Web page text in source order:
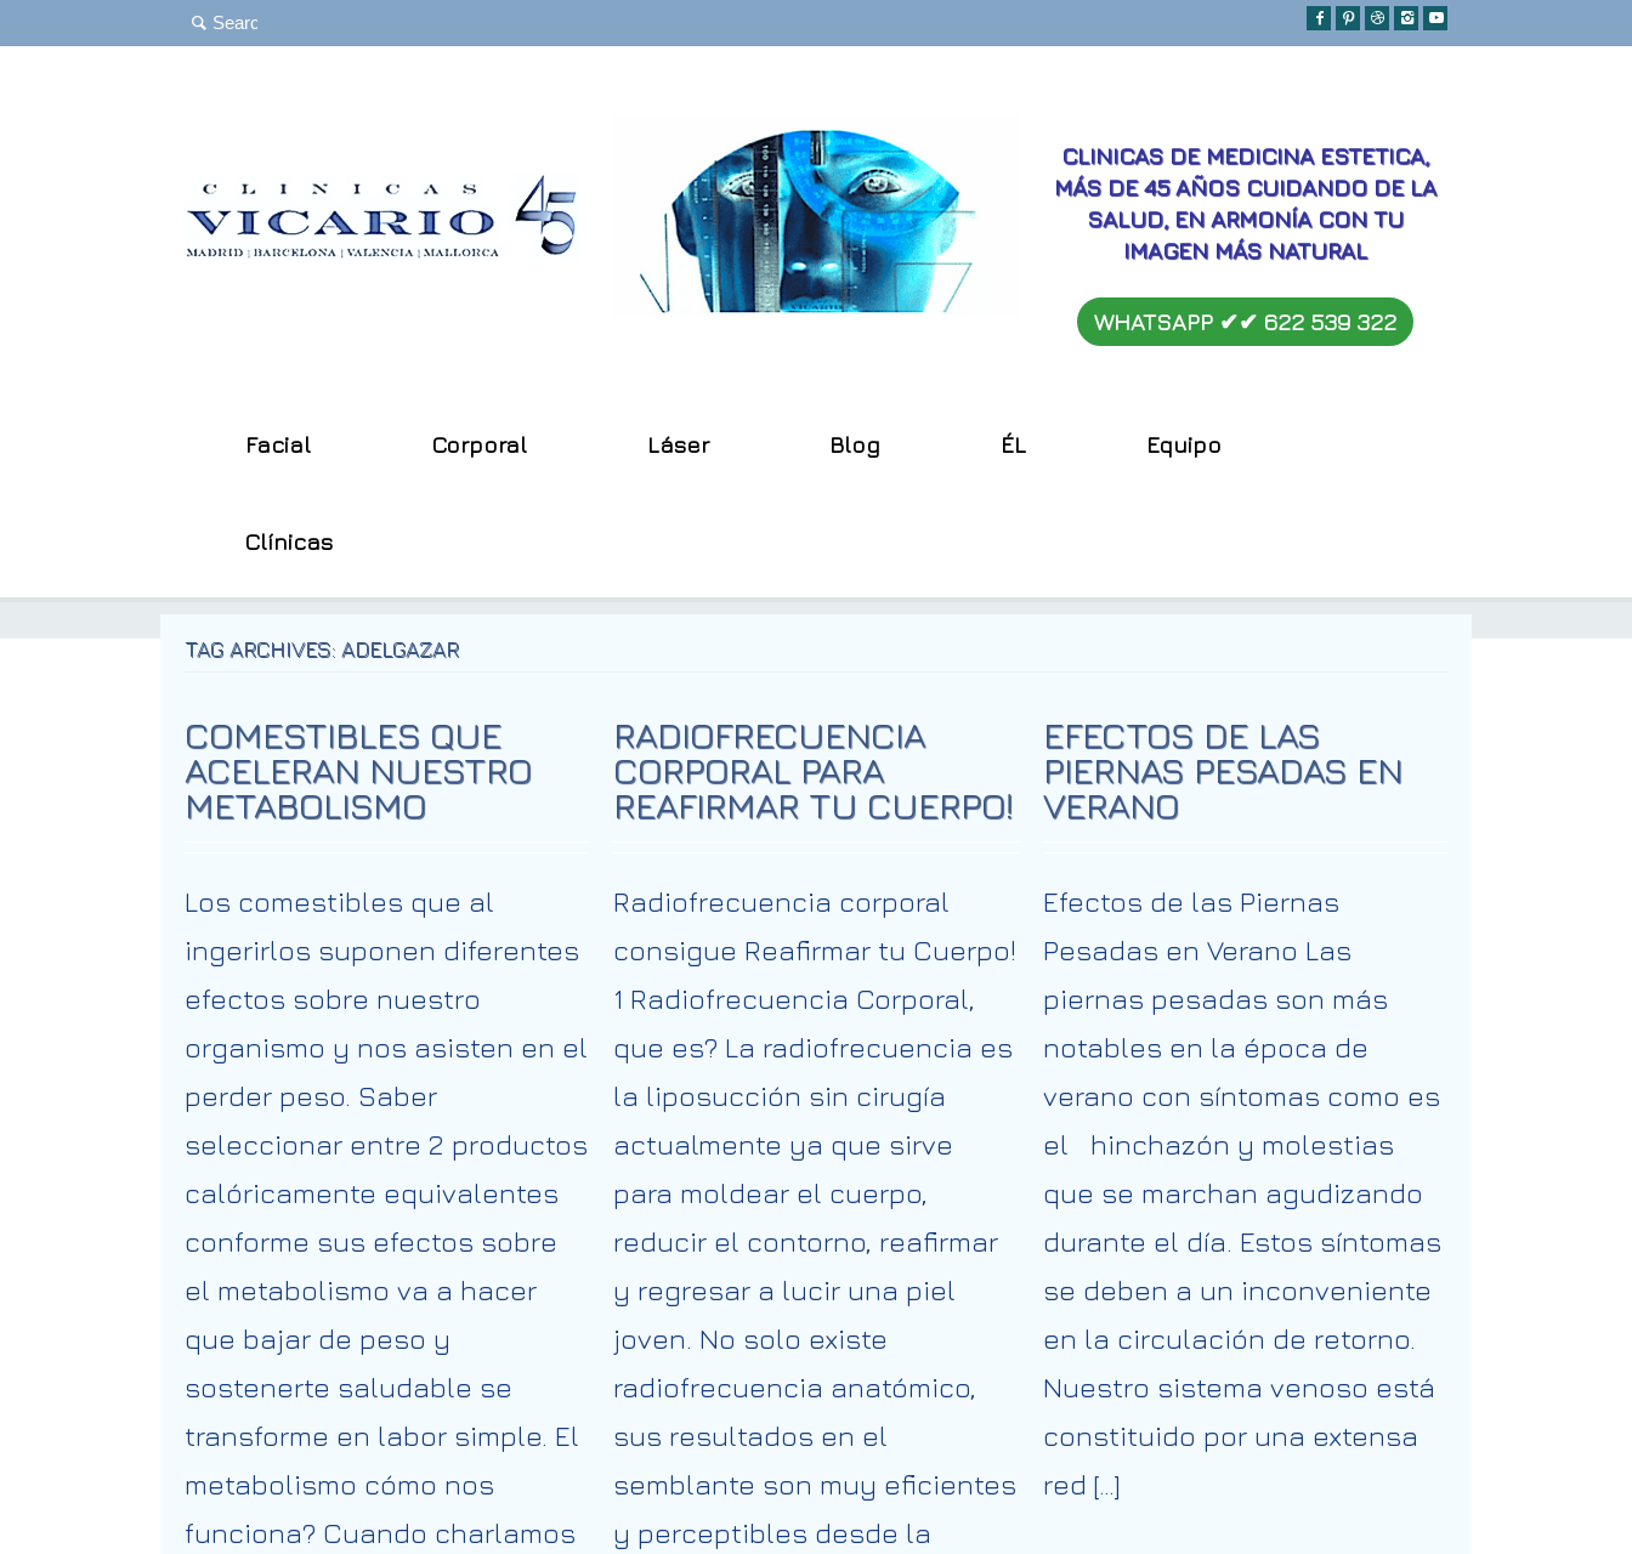
CLINICAS DE MEDICINA ESTETICA,
MÁS DE 45 AÑOS CUIDANDO DE LA
SALUD, EN ARMONÍA CON TU
IMAGEN MÁS NATURAL
WHATSAPP ✔︎✔︎ 622 539 322
Facial Corporal Láser Blog ÉL Equipo
Clínicas
TAG ARCHIVES: ADELGAZAR
COMESTIBLES QUE
ACELERAN NUESTRO
METABOLISMO
Los comestibles que al
ingerirlos suponen diferentes
efectos sobre nuestro
organismo y nos asisten en el
perder peso. Saber
seleccionar entre 2 productos
calóricamente equivalentes
conforme sus efectos sobre
el metabolismo va a hacer
que bajar de peso y
sostenerte saludable se
transforme en labor simple. El
metabolismo cómo nos
funciona? Cuando charlamos
RADIOFRECUENCIA
CORPORAL PARA
REAFIRMAR TU CUERPO!
Radiofrecuencia corporal
consigue Reafirmar tu Cuerpo!
1 Radiofrecuencia Corporal,
que es? La radiofrecuencia es
la liposucción sin cirugía
actualmente ya que sirve
para moldear el cuerpo,
reducir el contorno, reafirmar
y regresar a lucir una piel
joven. No solo existe
radiofrecuencia anatómico,
sus resultados en el
semblante son muy eficientes
y perceptibles desde la
EFECTOS DE LAS
PIERNAS PESADAS EN
VERANO
Efectos de las Piernas
Pesadas en Verano Las
piernas pesadas son más
notables en la época de
verano con síntomas como es
el hinchazón y molestias
que se marchan agudizando
durante el día. Estos síntomas
se deben a un inconveniente
en la circulación de retorno.
Nuestro sistema venoso está
constituido por una extensa
red […]